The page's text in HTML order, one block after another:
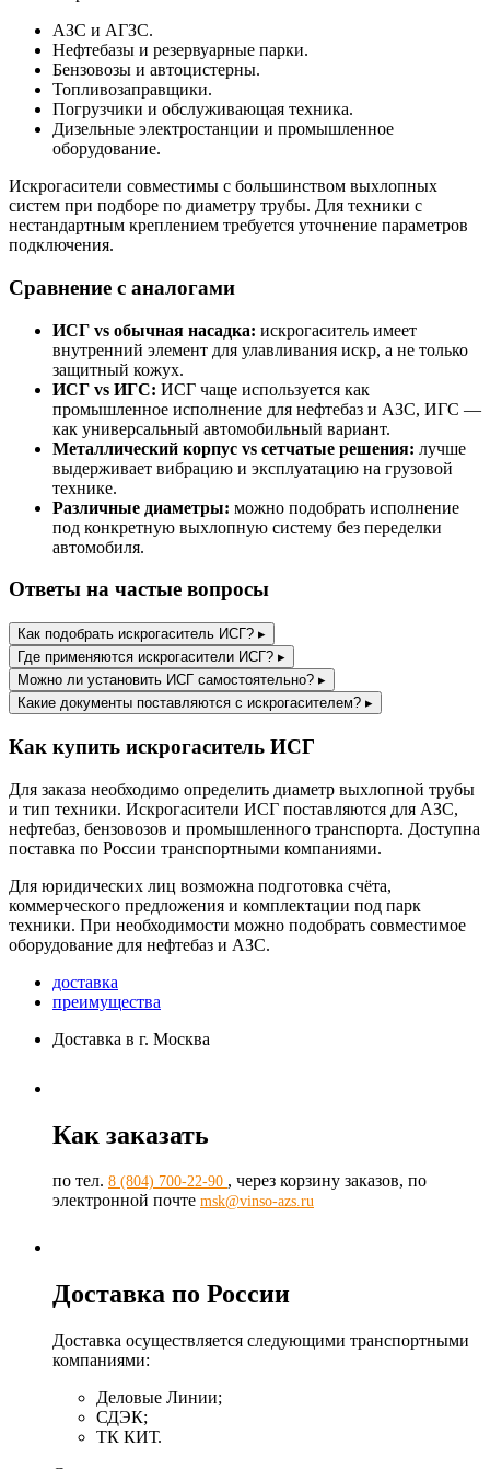
АЗС и АГЗС.
Нефтебазы и резервуарные парки.
Бензовозы и автоцистерны.
Топливозаправщики.
Погрузчики и обслуживающая техника.
Дизельные электростанции и промышленное
оборудование.
Искрогасители совместимы с большинством выхлопных
систем при подборе по диаметру трубы. Для техники с
нестандартным креплением требуется уточнение параметров
подключения.
Сравнение с аналогами
ИСГ vs обычная насадка: искрогаситель имеет
внутренний элемент для улавливания искр, а не только
защитный кожух.
ИСГ vs ИГС: ИСГ чаще используется как
промышленное исполнение для нефтебаз и АЗС, ИГС —
как универсальный автомобильный вариант.
Металлический корпус vs сетчатые решения: лучше
выдерживает вибрацию и эксплуатацию на грузовой
технике.
Различные диаметры: можно подобрать исполнение
под конкретную выхлопную систему без переделки
автомобиля.
Ответы на частые вопросы
Как подобрать искрогаситель ИСГ? ▸
Где применяются искрогасители ИСГ? ▸
Можно ли установить ИСГ самостоятельно? ▸
Какие документы поставляются с искрогасителем? ▸
Как купить искрогаситель ИСГ
Для заказа необходимо определить диаметр выхлопной трубы
и тип техники. Искрогасители ИСГ поставляются для АЗС,
нефтебаз, бензовозов и промышленного транспорта. Доступна
поставка по России транспортными компаниями.
Для юридических лиц возможна подготовка счёта,
коммерческого предложения и комплектации под парк
техники. При необходимости можно подобрать совместимое
оборудование для нефтебаз и АЗС.
доставка
преимущества
Доставка в г. Москва
Как заказать
по тел. 8 (804) 700-22-90 , через корзину заказов, по
электронной почте msk@vinso-azs.ru
Доставка по России
Доставка осуществляется следующими транспортными
компаниями:
Деловые Линии;
СДЭК;
ТК КИТ.